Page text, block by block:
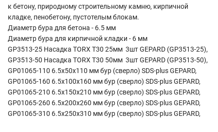
к бетону, природному строительному камню, кирпичной
кладке, пенобетону, пустотелым блокам.
Диаметр бура для бетона - 6.5 мм
Диаметр бура для кирпичной кладки - 6 мм
GP3513-25 Насадка TORX T30 25мм 3шт GEPARD (GP3513-25),
GP3513-50 Насадка TORX T30 50мм 3шт GEPARD (GP3513-50),
GP01065-110 6.5х50х110 мм бур (сверло) SDS-plus GEPARD,
GP01065-160 6.5х100х160 мм бур (сверло) SDS-plus GEPARD,
GP01065-210 6.5х150х210 мм бур (сверло) SDS-plus GEPARD,
GP01065-260 6.5х200х260 мм бур (сверло) SDS-plus GEPARD,
GP01065-310 6.5х250х310 мм бур (сверло) SDS-plus GEPARD,